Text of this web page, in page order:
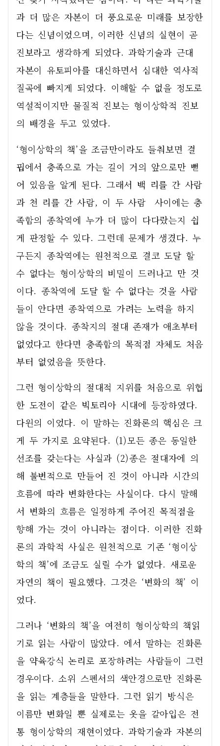
과 더 많은 자본이 더 풍요로운 미래를 보장한
다는 신념이었으며, 이러한 신념의 실현이 곧
진보라고 생각하게 되었다. 과학기술과 근대
자본이 유토피아를 대신하면서 심대한 역사적
질곡에 빠지게 되었다. 이해할 수 없을 정도로
역설적이지만 물질적 진보는 형이상학적 진보
의 배경을 두고 있었다.
‘형이상학의 책’을 조금만이라도 들춰보면 결
핍에서 충족으로 가는 길이 거의 앞으로만 뻗
어 있음을 알게 된다. 그래서 백 리를 간 사람
과 천 리를 간 사람, 이 두 사람  사이에는 충
족함의 종착역에 누가 더 많이 다다랐는지 쉽
게 판정할 수 있다. 그런데 문제가 생겼다. 누
구든지 종착역에는 원천적으로 결코 도달 할
수 없다는 형이상학의 비밀이 드러나고 만 것
이다. 종착역에 도달 할 수 없다는 것을 사람
들이 안다면 종착역으로 가려는 노력을 하지
않을 것이다. 종착지의 절대 존재가 애초부터
없었다고 한다면 충족함의 목적점 자체도 처음
부터 없었음을 뜻한다.
그런 형이상학의 절대적 지위를 처음으로 위협
한 도전이 같은 빅토리아 시대에 등장하였다.
다윈의 이었다. 이 말하는 진화론의 핵심은 크
게 두 가지로 요약된다. (1)모든 종은 동일한
선조를 갖는다는 사실과 (2)종은 절대자에 의
해 불변적으로 만들어 진 것이 아니라 시간의
흐름에 따라 변화한다는 사실이다. 다시 말해
서 변화의 흐름은 일정하게 주어진 목적점을
향해 가는 것이 아니라는 점이다. 이러한 진화
론의 과학적 사실은 원천적으로 기존 ‘형이상
학의 책’에 조금도 실릴 수가 없었다. 새로운
자연의 책이 필요했다. 그것은 ‘변화의 책’ 이
었다.
그러나 ‘변화의 책’을 여전히 형이상학의 책읽
기로 읽는 사람이 많았다. 에서 말하는 진화론
을 약육강식 논리로 포장하려는 사람들이 그런
경우이다. 소위 스펜서의 색안경으로만 진화론
을 읽는 계층들을 말한다. 그런 읽기 방식은
이름만 변화일 뿐 실제로는 옷을 갈아입은 전
통 형이상학의 재현이었다. 과학기술과 자본의